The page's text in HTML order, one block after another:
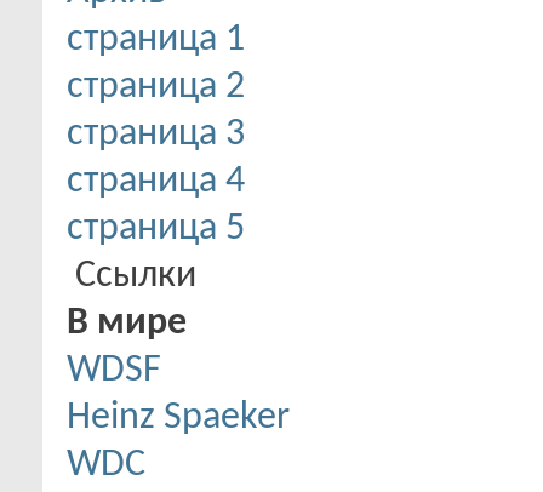
страница 1
страница 2
страница 3
страница 4
страница 5
Ссылки
В мире
WDSF
Heinz Spaeker
WDC